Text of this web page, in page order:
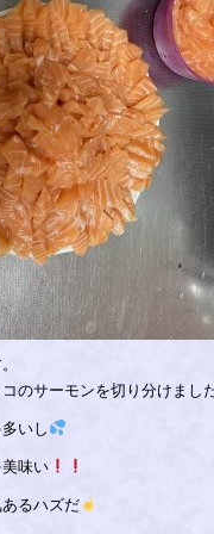
のサーモンを切り分けまし
いし
味い
るハズだ